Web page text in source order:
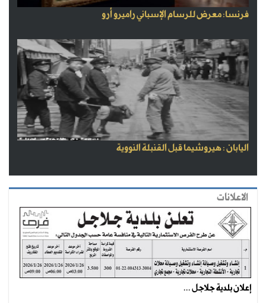
فرنسا: معرض للرسام الإسباني راميرو أرو
اليابان : هيروشيما قبل القنبلة النووية
الاعلانات
إعلان بلدية جلاجل ...